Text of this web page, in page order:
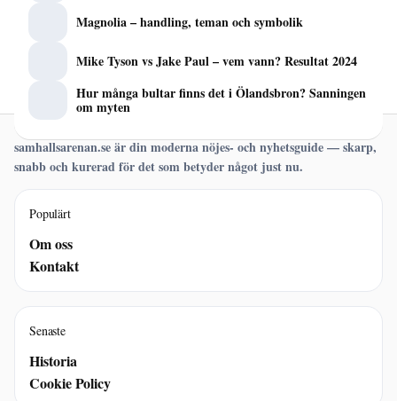
Magnolia – handling, teman och symbolik
Mike Tyson vs Jake Paul – vem vann? Resultat 2024
Hur många bultar finns det i Ölandsbron? Sanningen
om myten
samhallsarenan.se är din moderna nöjes- och nyhetsguide — skarp,
snabb och kurerad för det som betyder något just nu.
Populärt
Om oss
Kontakt
Senaste
Historia
Cookie Policy